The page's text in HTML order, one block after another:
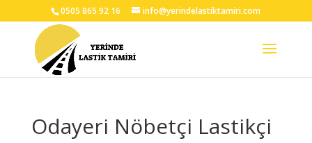
0505 865 92 16 info@yerindelastiktamiri.com
Odayeri Nöbetçi Lastikçi